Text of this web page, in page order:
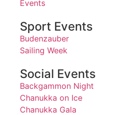
Events
Sport Events
Budenzauber
Sailing Week
Social Events
Backgammon Night
Chanukka on Ice
Chanukka Gala